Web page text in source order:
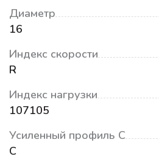
Диаметр
16
Индекс скорости
R
Индекс нагрузки
107105
Усиленный профиль C
C